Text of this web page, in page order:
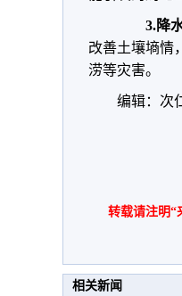
3.降
改善土壤墒情
涝等灾害。
编辑：次
转载请注明“
相关新闻